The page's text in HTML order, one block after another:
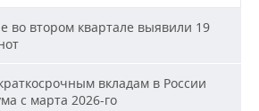
во втором квартале выявили 19
вкладам в России
с марта 2026-го